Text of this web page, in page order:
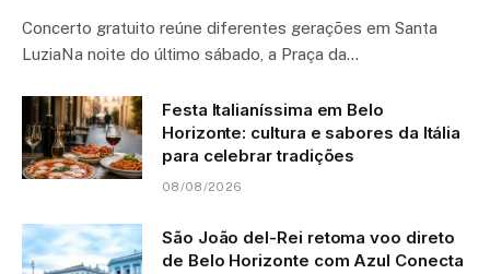
Concerto gratuito reúne diferentes gerações em Santa
LuziaNa noite do último sábado, a Praça da…
Festa Italianíssima em Belo
Horizonte: cultura e sabores da Itália
para celebrar tradições
08/08/2026
São João del-Rei retoma voo direto
de Belo Horizonte com Azul Conecta